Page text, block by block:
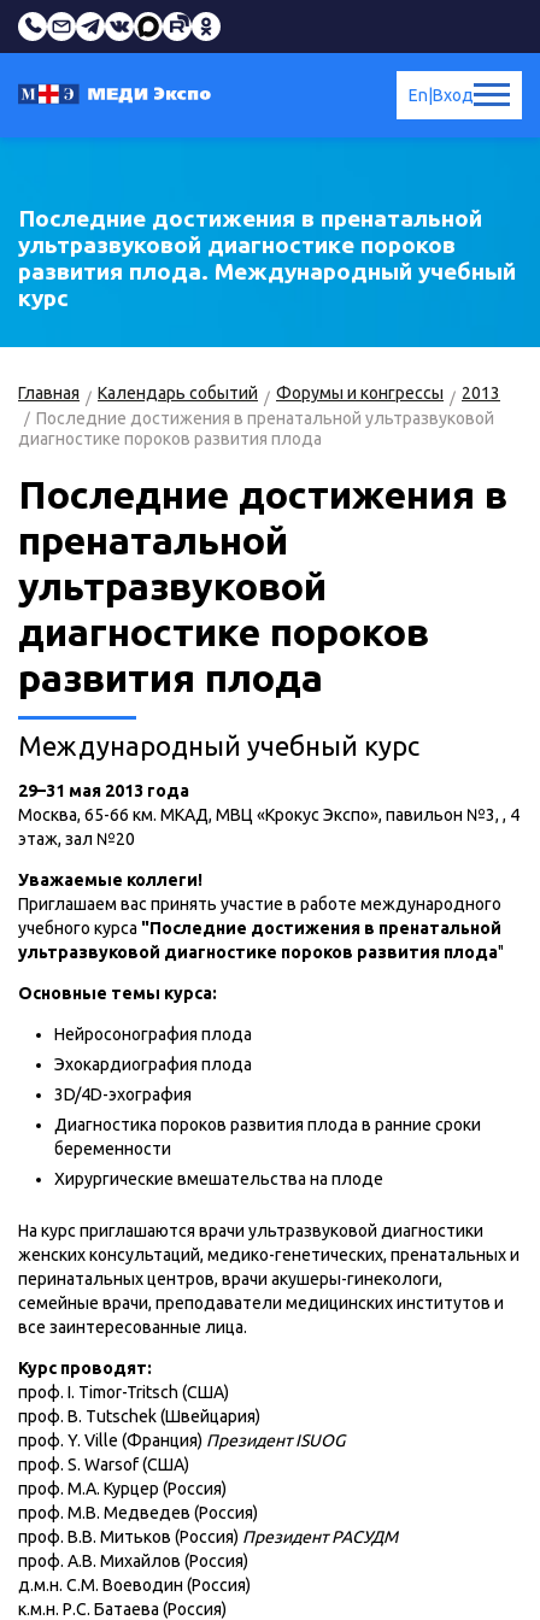
Вход
En
Последние достижения в пренатальной
ультразвуковой диагностике пороков
развития плода. Международный учебный
курс
Главная Календарь событий Форумы и конгрессы
2013
Последние достижения в пренатальной ультразвуковой
диагностике пороков развития плода
Последние достижения в
пренатальной
ультразвуковой
диагностике пороков
развития плода
Международный учебный курс
29–31 мая 2013 года
Москва, 65-66 км. МКАД, МВЦ «Крокус Экспо», павильон №3, , 4
этаж, зал №20
Уважаемые коллеги!
Приглашаем вас принять участие в работе международного
учебного курса "Последние достижения в пренатальной
ультразвуковой диагностике пороков развития плода"
Основные темы курса:
Нейросонография плода
Эхокардиография плода
3D/4D-эхография
Диагностика пороков развития плода в ранние сроки
беременности
Хирургические вмешательства на плоде
На курс приглашаются врачи ультразвуковой диагностики
женских консультаций, медико-генетических, пренатальных и
перинатальных центров, врачи акушеры-гинекологи,
семейные врачи, преподаватели медицинских институтов и
все заинтересованные лица.
Курс проводят:
проф. I. Timor-Tritsch (CША)
проф. B. Tutschek (Швейцария)
проф. Y. Ville (Франция) Президент ISUOG
проф. S. Warsof (США)
проф. М.А. Курцер (Россия)
проф. М.В. Медведев (Россия)
проф. В.В. Митьков (Россия) Президент РАСУДМ
проф. А.В. Михайлов (Россия)
д.м.н. С.М. Воеводин (Россия)
к.м.н. Р.С. Батаева (Россия)